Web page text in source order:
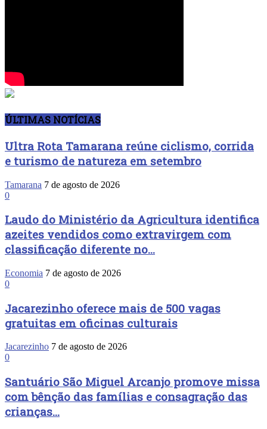
ÚLTIMAS NOTÍCIAS
Ultra Rota Tamarana reúne ciclismo, corrida
e turismo de natureza em setembro
Tamarana 7 de agosto de 2026
0
Laudo do Ministério da Agricultura identifica
azeites vendidos como extravirgem com
classificação diferente no...
Economia 7 de agosto de 2026
0
Jacarezinho oferece mais de 500 vagas
gratuitas em oficinas culturais
Jacarezinho 7 de agosto de 2026
0
Santuário São Miguel Arcanjo promove missa
com bênção das famílias e consagração das
crianças...